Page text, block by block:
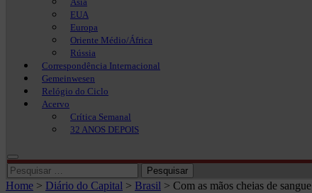
EUA
Europa
Oriente Médio/África
Rússia
Correspondência Internacional
Gemeinwesen
Relógio do Ciclo
Acervo
Crítica Semanal
32 ANOS DEPOIS
Pesquisar
por:
Home > Diário do Capital > Brasil > Com as mãos cheias de sangue